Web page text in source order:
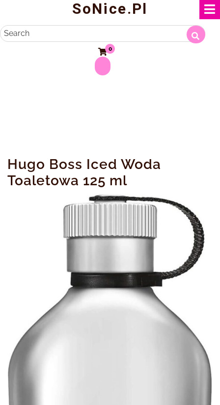
content
SoNice.pl
Search
0
Hugo Boss Iced Woda
Toaletowa 125 ml